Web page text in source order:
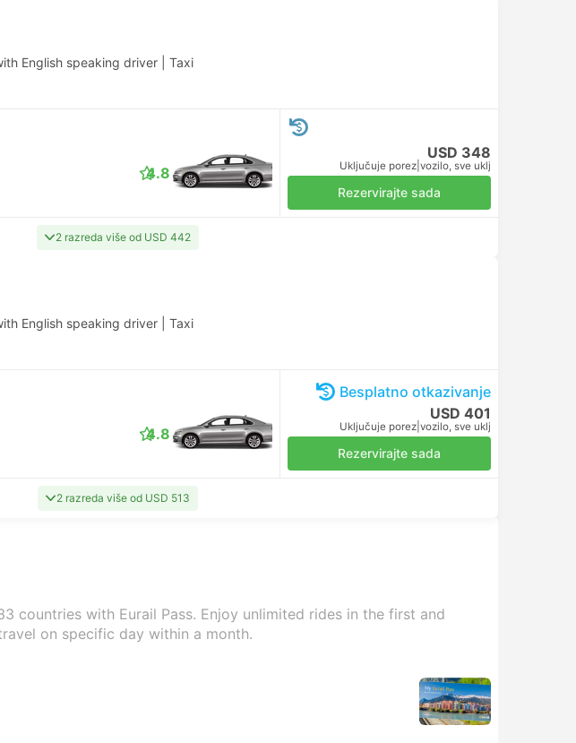
English speaking driver Taxi
4.8
USD 348
Uključuje porez vozilo, sve uklj
Rezervirajte sada
2 razreda više od USD 442
English speaking driver Taxi
4.8
Besplatno otkazivanje
USD 401
Uključuje porez vozilo, sve uklj
Rezervirajte sada
2 razreda više od USD 513
countries with Eurail Pass. Enjoy unlimited rides in the first and
on specific day within a month.